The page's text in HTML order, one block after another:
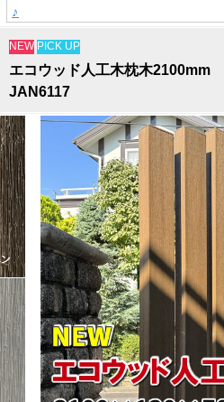
♪
NEW PICK UP
エコウッド人工木枕木
JAN6117